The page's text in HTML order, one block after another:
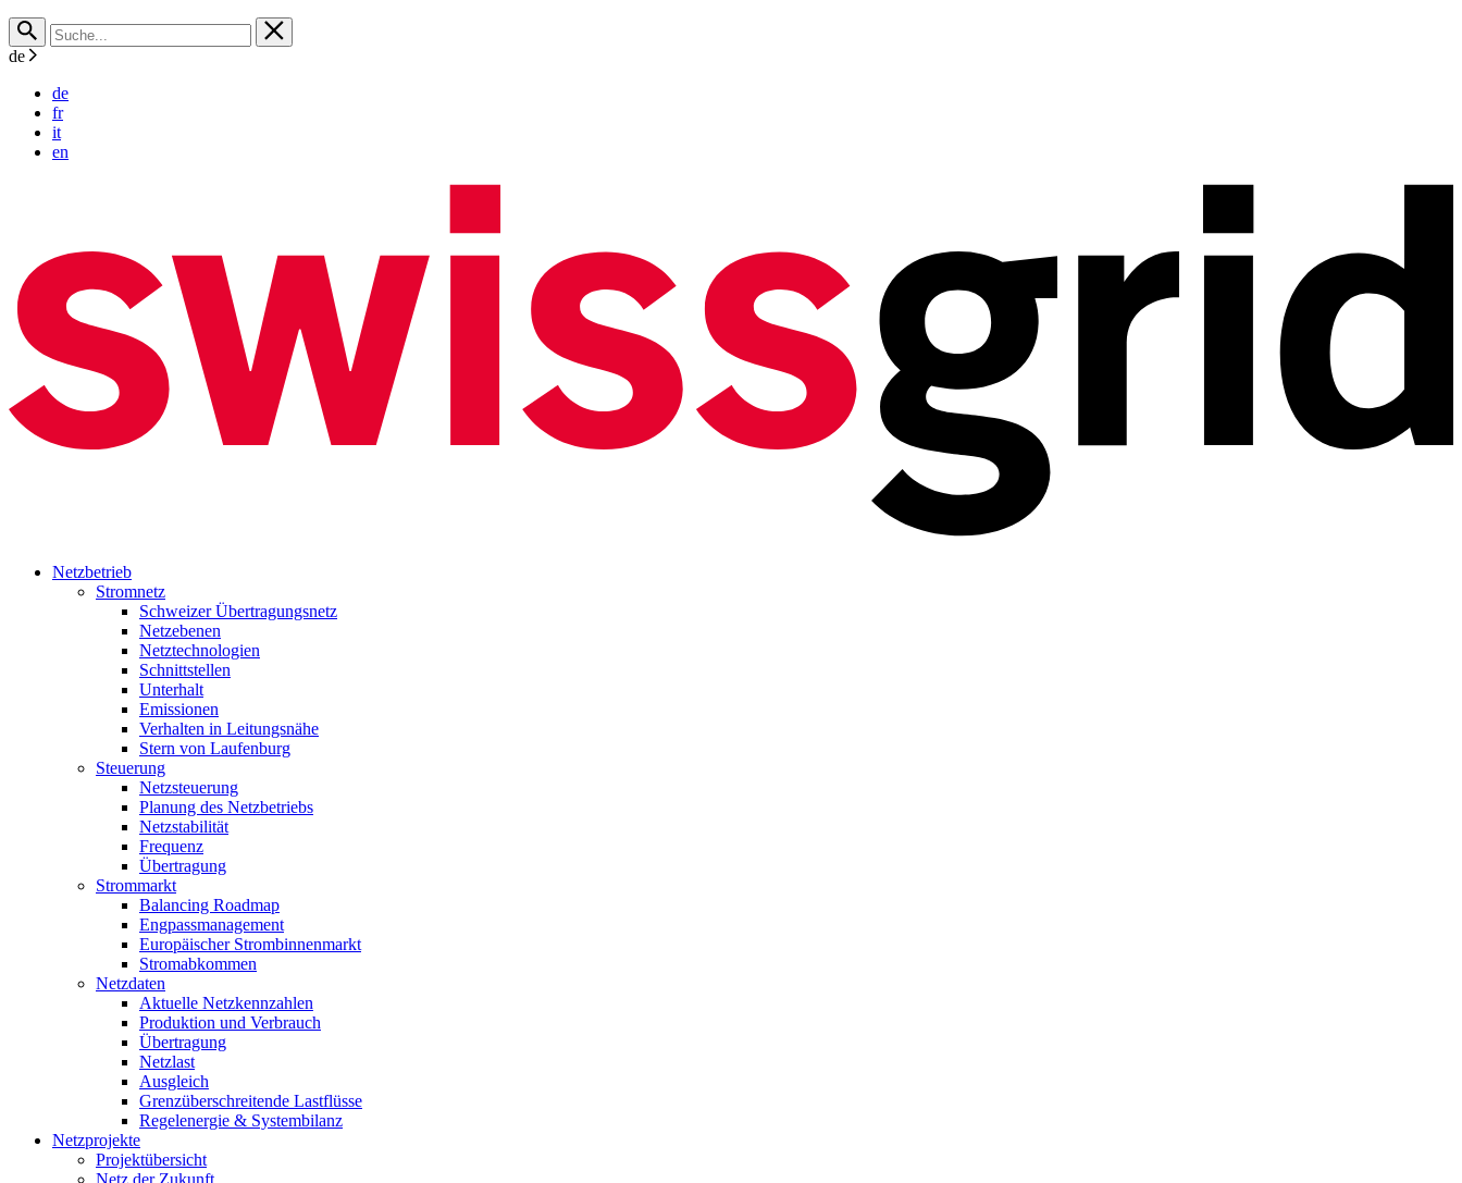
de
de
fr
it
en
Netzbetrieb
Stromnetz
Schweizer Übertragungsnetz
Netzebenen
Netztechnologien
Schnittstellen
Unterhalt
Emissionen
Verhalten in Leitungsnähe
Stern von Laufenburg
Steuerung
Netzsteuerung
Planung des Netzbetriebs
Netzstabilität
Frequenz
Übertragung
Strommarkt
Balancing Roadmap
Engpassmanagement
Europäischer Strombinnenmarkt
Stromabkommen
Netzdaten
Aktuelle Netzkennzahlen
Produktion und Verbrauch
Übertragung
Netzlast
Ausgleich
Grenzüberschreitende Lastflüsse
Regelenergie & Systembilanz
Netzprojekte
Projektübersicht